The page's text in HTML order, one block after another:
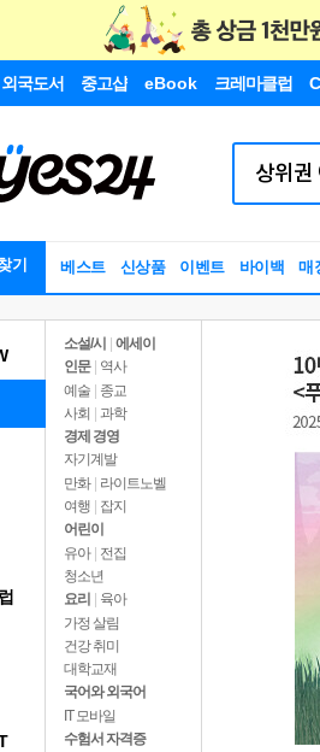
외국도서 중고샵 eBook 크레마클럽
기 베스트 신상품 이벤트 바이백 매
소설/시
에세이
인문
역사
예술 | 종교
사회 | 과학
경제 경영
자기계발
만화 | 라이트노벨
여행
잡지
어린이
유아 | 전집
청소년
요리
육아
가정 살림
건강 취미
대학교재
국어와 외국어
IT 모바일
수험서 자격증